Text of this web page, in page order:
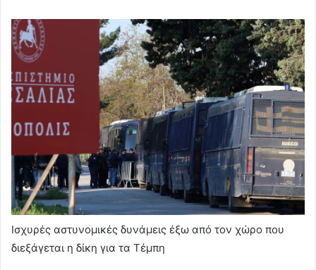
Ισχυρές αστυνομικές δυνάμεις έξω από τον χώρο που
διεξάγεται η δίκη για τα Τέμπη